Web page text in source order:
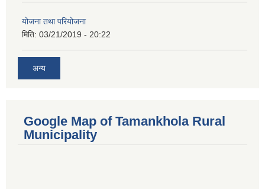
योजना तथा परियोजना
मिति: 03/21/2019 - 20:22
अन्य
Google Map of Tamankhola Rural
Municipality